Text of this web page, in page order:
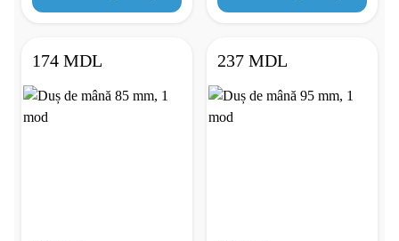
174 MDL 237 MDL